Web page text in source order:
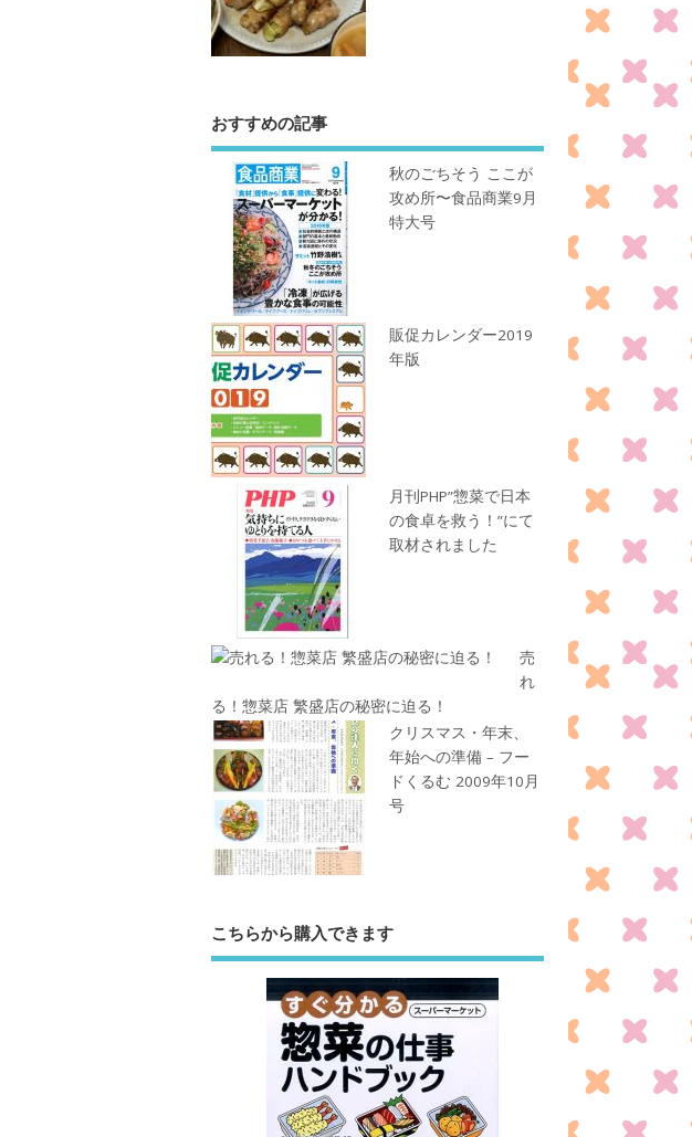
おすすめの記事
秋のごちそう ここが
攻め所〜食品商業9月
特大号
販促カレンダー2019
年版
月刊PHP”惣菜で日本
の食卓を救う！”にて
取材されました
売
れ
る！惣菜店 繁盛店の秘密に迫る！
クリスマス・年末、
年始への準備 – フー
ドくるむ 2009年10月
号
こちらから購入できます